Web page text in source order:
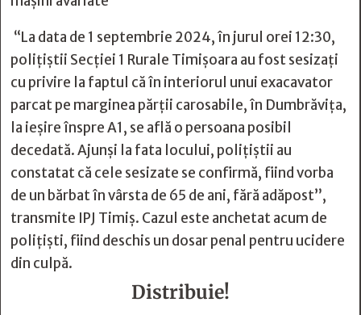
“La data de 1 septembrie 2024, în jurul orei 12:30,
polițiștii Secției 1 Rurale Timișoara au fost sesizați
cu privire la faptul că în interiorul unui exacavator
parcat pe marginea părții carosabile, în Dumbrăvița,
la ieșire înspre A1, se află o persoana posibil
decedată. Ajunși la fata locului, polițiștii au
constatat că cele sesizate se confirmă, fiind vorba
de un bărbat în vârsta de 65 de ani, fără adăpost”,
transmite IPJ Timiș. Cazul este anchetat acum de
polițiști, fiind deschis un dosar penal pentru ucidere
din culpă.
Distribuie!